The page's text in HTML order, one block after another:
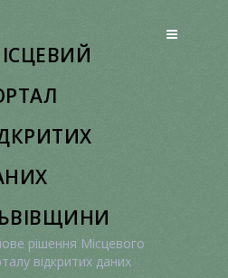
рішення Місцевого
відкритих даних